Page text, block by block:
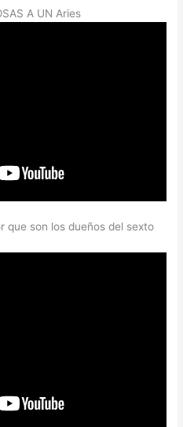
A UN Aries
que son los dueños del sexto